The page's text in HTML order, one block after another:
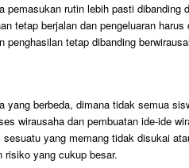
rutin lebih pasti dibanding
tetap berjalan dan pengeluaran
tetap dibanding
berbeda, dimana tidak semua
wirausaha dan pembuatan ide-ide
yang memang tidak disukai
yang cukup besar.